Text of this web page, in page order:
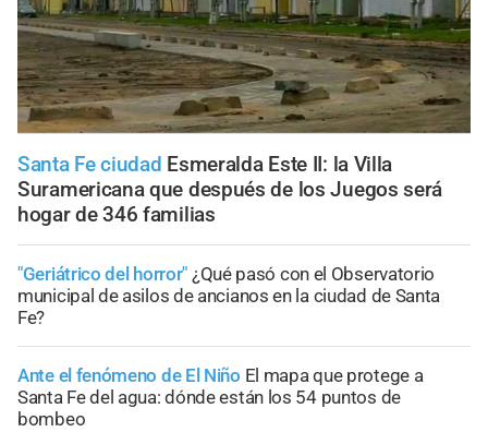
Santa Fe ciudad Esmeralda Este II: la Villa
Suramericana que después de los Juegos será
hogar de 346 familias
"Geriátrico del horror" ¿Qué pasó con el Observatorio
municipal de asilos de ancianos en la ciudad de Santa
Fe?
Ante el fenómeno de El Niño El mapa que protege a
Santa Fe del agua: dónde están los 54 puntos de
bombeo